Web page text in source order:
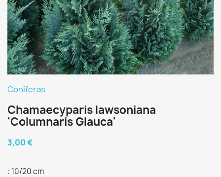
Coníferas
Chamaecyparis lawsoniana
'Columnaris Glauca'
3,00 €
: 10/20 cm